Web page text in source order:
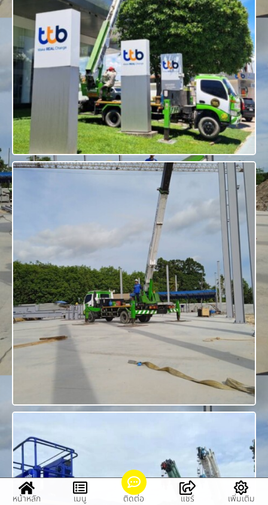
หน้าหลัก เมนู ติดต่อ แชร์ เพิ่มเติม